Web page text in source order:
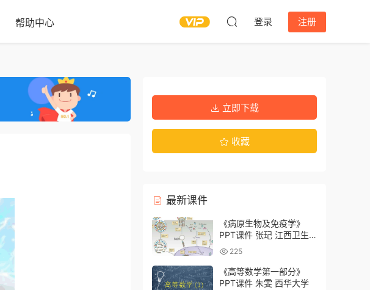
帮助中心 登录 注册
立即下载
收藏
最新课件
《病原生物及免疫学》
PPT课件 张玘 江西卫生
职业学院
225
《高等数学第一部分》
PPT课件 朱雯 西华大学